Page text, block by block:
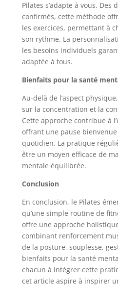
Pilates s’adapte à vous.
confirmés, cette méthode
les exercices, permettant à
son rythme. La
les besoins individuels
adaptée à tous.
Bienfaits pour la santé
Au-delà de l’aspect
sur la concentration et la
Cette approche contribue à
offrant une pause
quotidien. La pratique
être un moyen efficace de
mentale équilibrée.
Conclusion
En conclusion, le Pilates
qu’une simple routine de
offre une approche
combinant renforcement
de la posture, souplesse,
bienfaits pour la santé
chacun à intégrer cette
cet article aspire à inspirer